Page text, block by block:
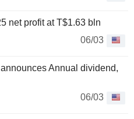
net profit at T$1.63 bln
06/03
Annual dividend,
06/03